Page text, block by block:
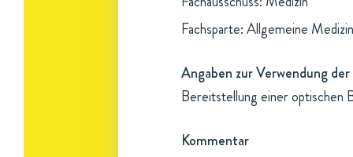
Fachsparte: Allgemeine Medizin
Angaben zur Verwendung
Bereitstellung einer optischen
Kommentar